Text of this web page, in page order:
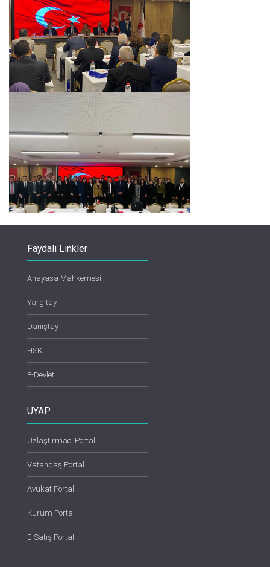
Faydalı Linkler
Anayasa Mahkemesi
Yargıtay
Danıştay
HSK
E-Devlet
UYAP
Uzlaştırmacı Portal
Vatandaş Portal
Avukat Portal
Kurum Portal
E-Satış Portal